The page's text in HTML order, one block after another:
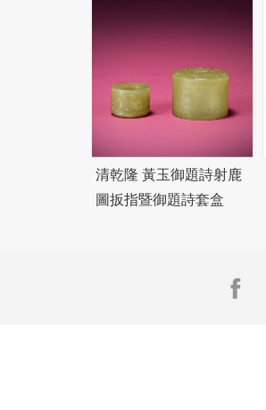
清乾隆 黃玉御題詩射鹿
圖扳指暨御題詩套盒